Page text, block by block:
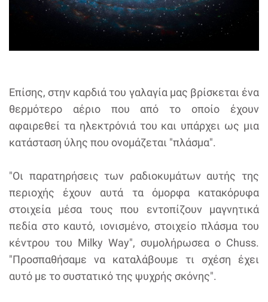
Επίσης, στην καρδιά του γαλαγία μας βρίσκεται ένα
θερμότερο αέριο που από το οποίο έχουν
αφαιρεθεί τα ηλεκτρόνιά του και υπάρχει ως μια
κατάσταση ύλης που ονομάζεται "πλάσμα".
"Οι παρατηρήσεις των ραδιοκυμάτων αυτής της
περιοχής έχουν αυτά τα όμορφα κατακόρυφα
στοιχεία μέσα τους που εντοπίζουν μαγνητικά
πεδία στο καυτό, ιονισμένο, στοιχείο πλάσμα του
κέντρου του Milky Way", συμολήρωσεα ο Chuss.
"Προσπαθήσαμε να καταλάβουμε τι σχέση έχει
αυτό με το συστατικό της ψυχρής σκόνης".